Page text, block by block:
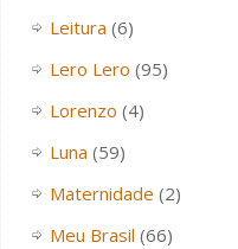
Leitura (6)
Lero Lero (95)
Lorenzo (4)
Luna (59)
Maternidade (2)
Meu Brasil (66)